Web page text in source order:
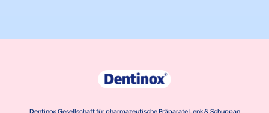
Dentinox Gesellschaft für pharmazeutische Präparate Lenk & Schuppan